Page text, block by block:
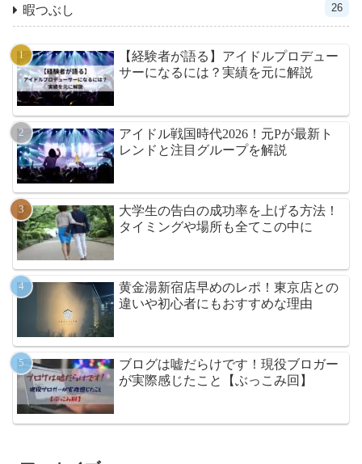
暇つぶし 26
【経験者が語る】アイドルプロデュー
サーになるには？実績を元に解説
アイドル戦国時代2026！元Pが最新ト
レンドと注目グループを解説
大学生の告白の成功率を上げる方法！
タイミングや場所も全てこの中に
黄金湯新宿店早めのレポ！東京店との
違いや初心者にもおすすめな理由
ブログは嘘だらけです！現役ブロガー
が実際感じたこと【ぶっこみ回】